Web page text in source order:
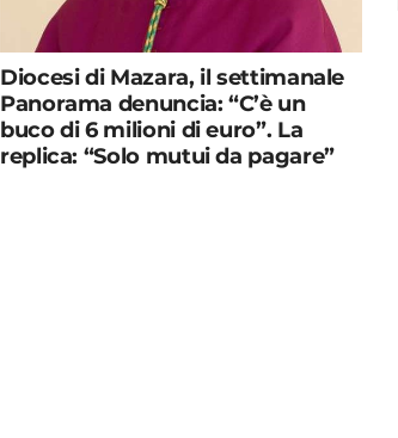
Diocesi di Mazara, il settimanale
Panorama denuncia: “C’è un
buco di 6 milioni di euro”. La
replica: “Solo mutui da pagare”